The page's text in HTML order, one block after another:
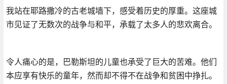
我站在耶路撒冷的古老城墙下，感受着历史的厚重。这座城
市见证了无数次的战争与和平，承载了太多人的悲欢离合。
令人痛心的是，巴勒斯坦的儿童也承受了巨大的苦难。他们
本应享有快乐的童年，然而却不得不在战争和贫困中挣扎。